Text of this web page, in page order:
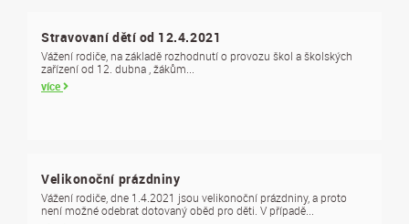
Stravovaní dětí od 12.4.2021
Vážení rodiče, na základě rozhodnutí o provozu škol a školských
zařízení od 12. dubna , žákům...
více
Velikonoční prázdniny
Vážení rodiče, dne 1.4.2021 jsou velikonoční prázdniny, a proto
není možné odebrat dotovaný oběd pro děti. V případě...